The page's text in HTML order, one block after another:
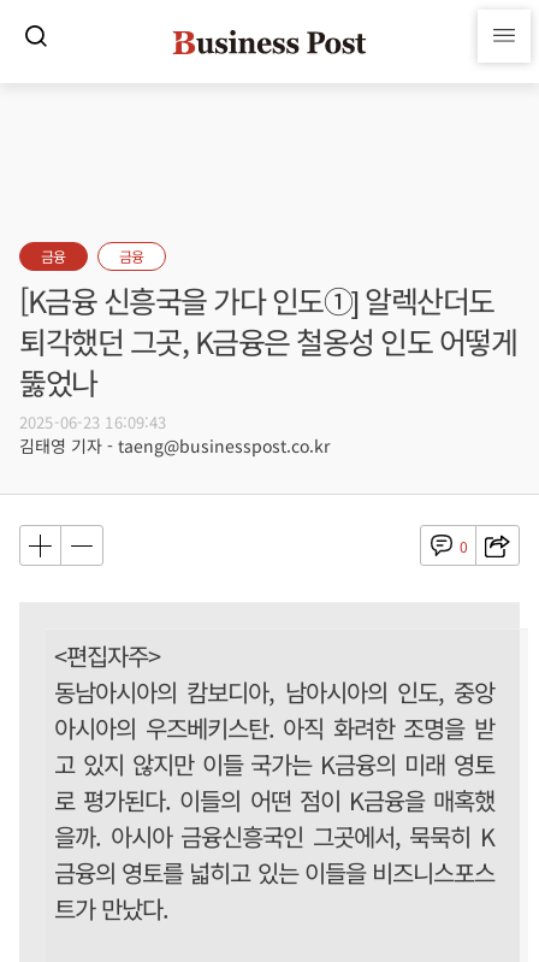
금융 금융
[K금융 신흥국을 가다 인도①] 알렉산더도
퇴각했던 그곳, K금융은 철옹성 인도 어떻게
뚫었나
2025-06-23 16:09:43
김태영 기자 - taeng@businesspost.co.kr
0
<편집자주>
동남아시아의 캄보디아, 남아시아의 인도, 중앙
아시아의 우즈베키스탄. 아직 화려한 조명을 받
고 있지 않지만 이들 국가는 K금융의 미래 영토
로 평가된다. 이들의 어떤 점이 K금융을 매혹했
을까. 아시아 금융신흥국인 그곳에서, 묵묵히 K
금융의 영토를 넓히고 있는 이들을 비즈니스포스
트가 만났다.